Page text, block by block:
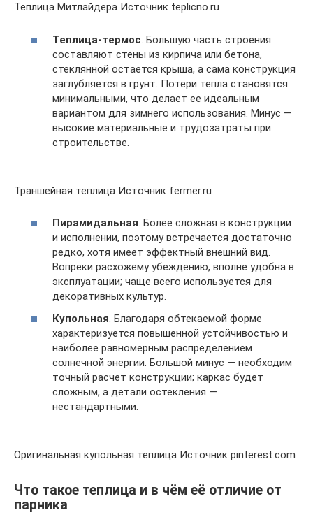
Теплица Митлайдера Источник teplicno.ru
Теплица-термос . Большую часть строения
составляют стены из кирпича или бетона,
стеклянной остается крыша, а сама конструкция
заглубляется в грунт. Потери тепла становятся
минимальными, что делает ее идеальным
вариантом для зимнего использования. Минус —
высокие материальные и трудозатраты при
строительстве.
Траншейная теплица Источник fermer.ru
Пирамидальная. Более сложная в конструкции
и исполнении, поэтому встречается достаточно
редко, хотя имеет эффектный внешний вид.
Вопреки расхожему убеждению, вполне удобна в
эксплуатации; чаще всего используется для
декоративных культур.
Купольная . Благодаря обтекаемой форме
характеризуется повышенной устойчивостью и
наиболее равномерным распределением
солнечной энергии. Большой минус — необходим
точный расчет конструкции; каркас будет
сложным, а детали остекления —
нестандартными.
Оригинальная купольная теплица Источник pinterest.com
Что такое теплица и в чём её отличие от
парника